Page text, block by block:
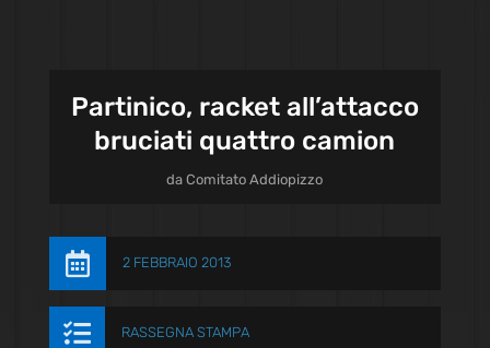
Partinico, racket all’attacco
bruciati quattro camion
daComitato Addiopizzo
 2 FEBBRAIO 2013
 RASSEGNA STAMPA